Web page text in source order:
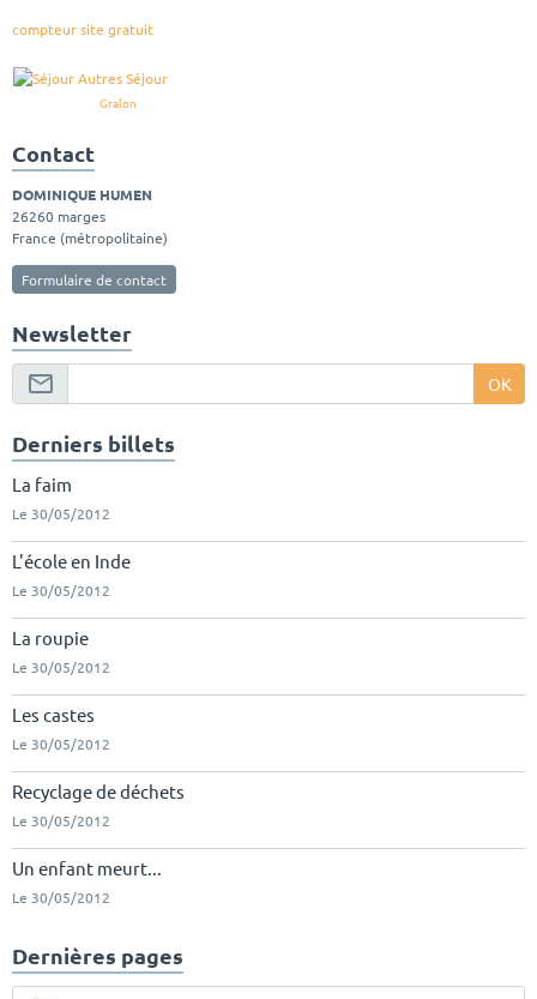
compteur site gratuit
Gralon
Contact
DOMINIQUE HUMEN
26260 marges
France (métropolitaine)
Formulaire de contact
Newsletter
OK
Derniers billets
La faim
Le 30/05/2012
L'école en Inde
Le 30/05/2012
La roupie
Le 30/05/2012
Les castes
Le 30/05/2012
Recyclage de déchets
Le 30/05/2012
Un enfant meurt...
Le 30/05/2012
Dernières pages